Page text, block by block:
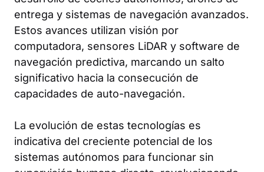
entrega y sistemas de navegación avanzados.
Estos avances utilizan visión por
computadora, sensores LiDAR y software de
navegación predictiva, marcando un salto
significativo hacia la consecución de
capacidades de auto-navegación.
La evolución de estas tecnologías es
indicativa del creciente potencial de los
sistemas autónomos para funcionar sin